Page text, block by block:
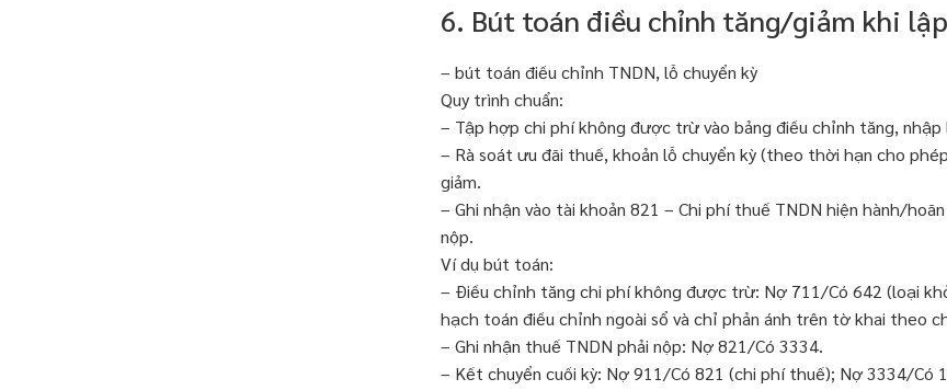
6. Bút toán điều chỉnh tăng/giảm khi
– bút toán điều chỉnh TNDN, lỗ chuyển kỳ
Quy trình chuẩn:
– Tập hợp chi phí không được trừ vào bảng điều chỉnh tăng,
– Rà soát ưu đãi thuế, khoản lỗ chuyển kỳ (theo thời hạn cho
giảm.
– Ghi nhận vào tài khoản 821 – Chi phí thuế TNDN hiện hành/
nộp.
Ví dụ bút toán:
– Điều chỉnh tăng chi phí không được trừ: Nợ 711/Có 642 (loại
hạch toán điều chỉnh ngoài sổ và chỉ phản ánh trên tờ khai theo
– Ghi nhận thuế TNDN phải nộp: Nợ 821/Có 3334.
– Kết chuyển cuối kỳ: Nợ 911/Có 821 (chi phí thuế); Nợ 3334/Có